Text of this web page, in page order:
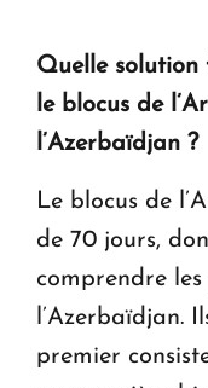
Quelle
le blocus de
l’Azerbaïdjan ?
Le blocus de
de 70 jours,
comprendre
l’Azerbaïdjan.
premier